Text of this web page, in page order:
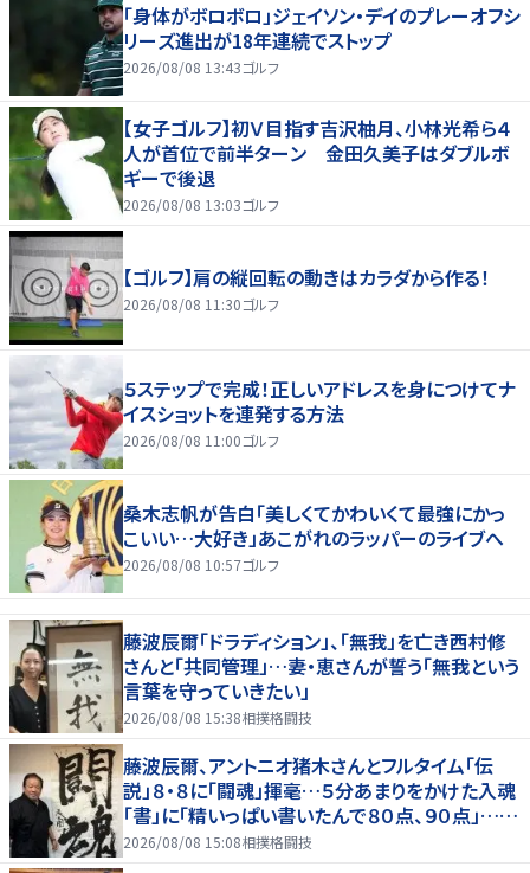
「身体がボロボロ」ジェイソン・デイのプレーオフシ
リーズ進出が18年連続でストップ
2026/08/08 13:43ゴルフ
【女子ゴルフ】初Ｖ目指す吉沢柚月、小林光希ら４
人が首位で前半ターン 金田久美子はダブルボ
ギーで後退
2026/08/08 13:03ゴルフ
【ゴルフ】肩の縦回転の動きはカラダから作る！
2026/08/08 11:30ゴルフ
５ステップで完成！正しいアドレスを身につけてナ
イスショットを連発する方法
2026/08/08 11:00ゴルフ
桑木志帆が告白「美しくてかわいくて最強にかっ
こいい…大好き」あこがれのラッパーのライブへ
2026/08/08 10:57ゴルフ
藤波辰爾「ドラディション」、「無我」を亡き西村修
さんと「共同管理」…妻・恵さんが誓う「無我という
言葉を守っていきたい」
2026/08/08 15:38相撲格闘技
藤波辰爾、アントニオ猪木さんとフルタイム「伝
説」８・８に「闘魂」揮毫…５分あまりをかけた入魂
「書」に「精いっぱい書いたんで８０点、９０点」…
「人間・藤波辰爾展」開催
2026/08/08 15:08相撲格闘技